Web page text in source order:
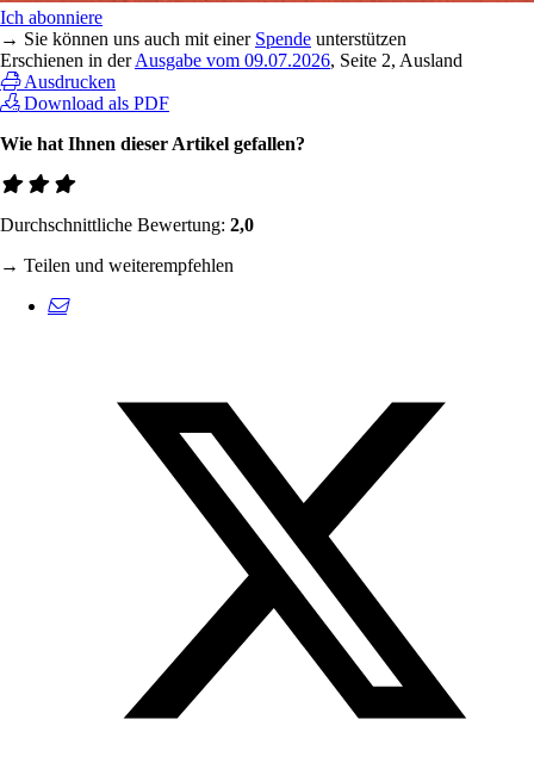
Ich abonniere
→ Sie können uns auch mit einer Spende unterstützen
Erschienen in derAusgabe vom 09.07.2026, Seite 2, Ausland
Ausdrucken
Download als PDF
Wie hat Ihnen dieser Artikel gefallen?
Durchschnittliche Bewertung: 2,0
→ Teilen und weiterempfehlen